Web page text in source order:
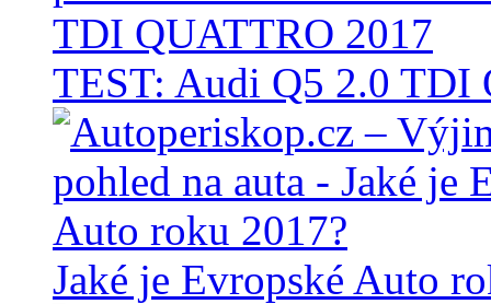
TEST: Audi Q5 2.0 TDI
Jaké je Evropské Auto